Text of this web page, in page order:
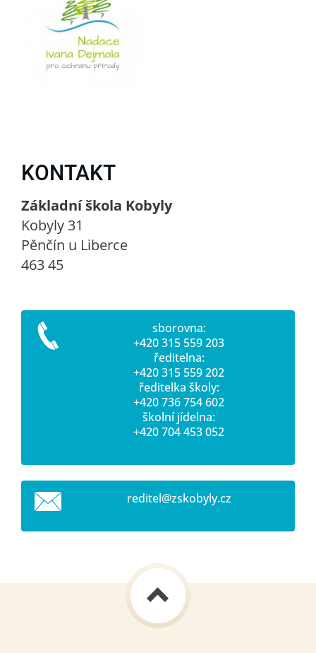
KONTAKT
Základní škola Kobyly
Kobyly 31
Pěnčín u Liberce
463 45
sborovna:
+420 315 559 203
ředitelna:
+420 315 559 202
ředitelka školy:
+420 736 754 602
školní jídelna:
+420 704 453 052
reditel@zskobyly.cz